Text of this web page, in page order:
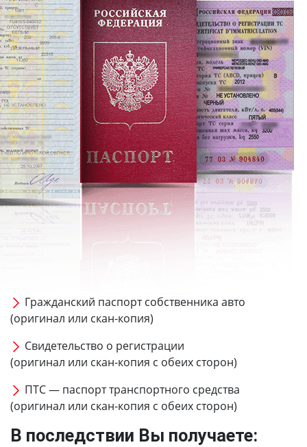
Гражданский паспорт собственника авто
(оригинал или скан-копия)
Свидетельство о регистрации
(оригинал или скан-копия с обеих сторон)
ПТС — паспорт транспортного средства
(оригинал или скан-копия с обеих сторон)
В последствии Вы получаете: